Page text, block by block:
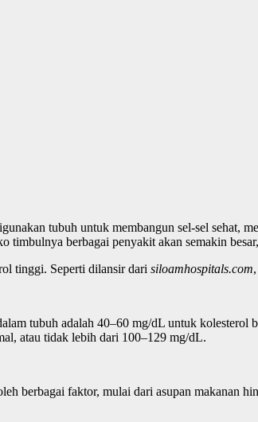
tubuh untuk membangun sel-sel sehat,
berbagai penyakit akan semakin
tinggi. Seperti dilansir dari siloamhospitals.com
tubuh adalah 40–60 mg/dL untuk
atau tidak lebih dari 100–129 mg/dL.
berbagai faktor, mulai dari asupan makanan